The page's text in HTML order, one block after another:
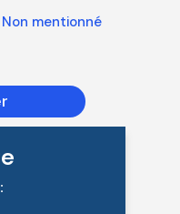
Non mentionné